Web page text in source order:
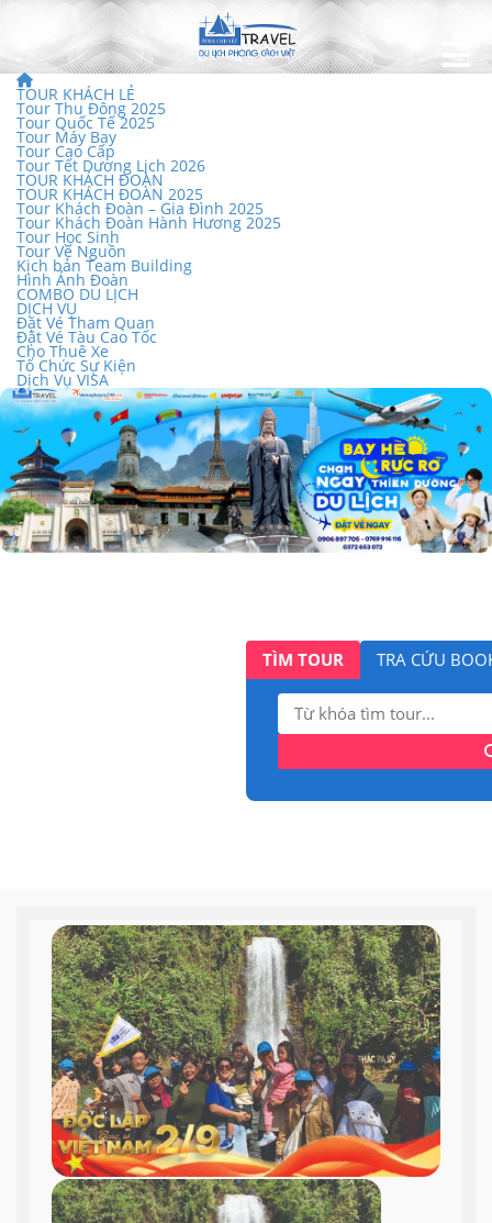
TOUR KHÁCH LẺ
Tour Thu Đông 2025
Tour Quốc Tế 2025
Tour Máy Bay
Tour Cao Cấp
Tour Tết Dương Lịch 2026
TOUR KHÁCH ĐOÀN
TOUR KHÁCH ĐOÀN 2025
Tour Khách Đoàn – Gia Đình 2025
Tour Khách Đoàn Hành Hương 2025
Tour Học Sinh
Tour Về Nguồn
Kịch bản Team Building
Hình Ảnh Đoàn
COMBO DU LỊCH
DỊCH VỤ
Đặt Vé Tham Quan
Đặt Vé Tàu Cao Tốc
Cho Thuê Xe
Tổ Chức Sự Kiện
Dịch Vụ VISA
TÌM TOUR TRA CỨU
Tìm
kiếm: